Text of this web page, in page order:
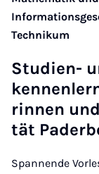
Technikum
Stu­di­en-
rin­nen
tät
Spannende